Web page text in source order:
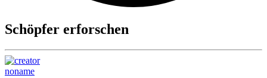
Schöpfer erforschen
noname